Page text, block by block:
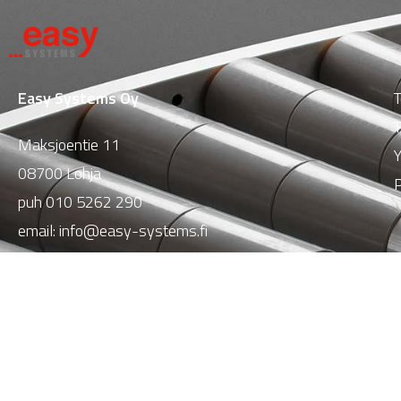
Easy Systems Oy
Maksjoentie 11
08700 Lohja
puh010 5262 290
email:info@easy-systems.fi